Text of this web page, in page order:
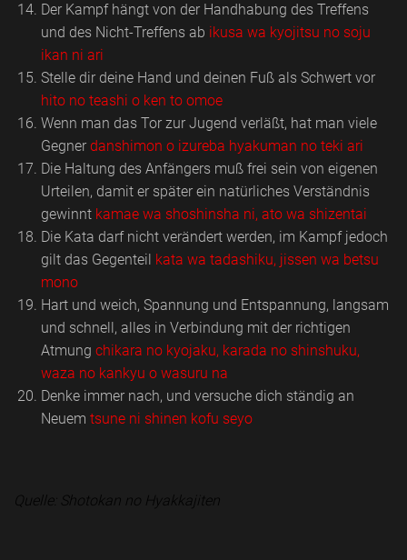
Der Kampf hängt von der Handhabung des Treffens
und des Nicht-Treffens ab ikusa wa kyojitsu no soju
ikan ni ari
Stelle dir deine Hand und deinen Fuß als Schwert vor
hito no teashi o ken to omoe
Wenn man das Tor zur Jugend verläßt, hat man viele
Gegner danshimon o izureba hyakuman no teki ari
Die Haltung des Anfängers muß frei sein von eigenen
Urteilen, damit er später ein natürliches Verständnis
gewinnt kamae wa shoshinsha ni, ato wa shizentai
Die Kata darf nicht verändert werden, im Kampf jedoch
gilt das Gegenteil kata wa tadashiku, jissen wa betsu
mono
Hart und weich, Spannung und Entspannung, langsam
und schnell, alles in Verbindung mit der richtigen
Atmung chikara no kyojaku, karada no shinshuku,
waza no kankyu o wasuru na
Denke immer nach, und versuche dich ständig an
Neuem tsune ni shinen kofu seyo
Quelle: Shotokan no Hyakkajiten